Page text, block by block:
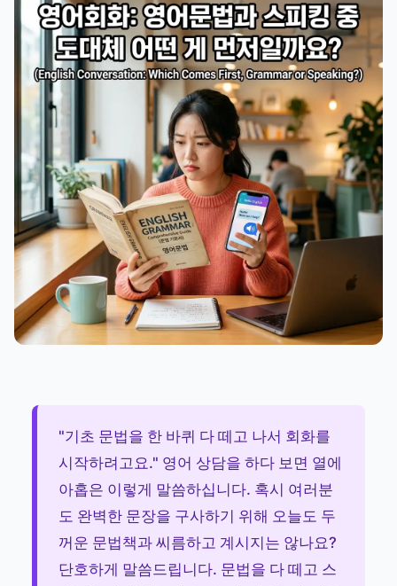
"기초 문법을 한 바퀴 다 떼고 나서 회화를
시작하려고요." 영어 상담을 하다 보면 열에
아홉은 이렇게 말씀하십니다. 혹시 여러분
도 완벽한 문장을 구사하기 위해 오늘도 두
꺼운 문법책과 씨름하고 계시지는 않나요?
단호하게 말씀드립니다. 문법을 다 떼고 스